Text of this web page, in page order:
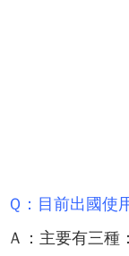
Ｑ：目前出國使
Ａ：主要有三種